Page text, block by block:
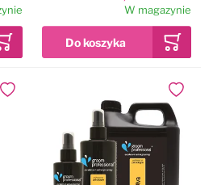
W magazynie
Dodaj do ulubionych Dodaj